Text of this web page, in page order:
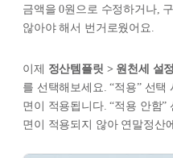
금액을 0원으로 수정하거나,
않아야 해서 번거로웠어요.
이제 정산템플릿 > 원천세 설
를 선택해보세요. “적용” 선
면이 적용됩니다. “적용 안함
면이 적용되지 않아 연말정산